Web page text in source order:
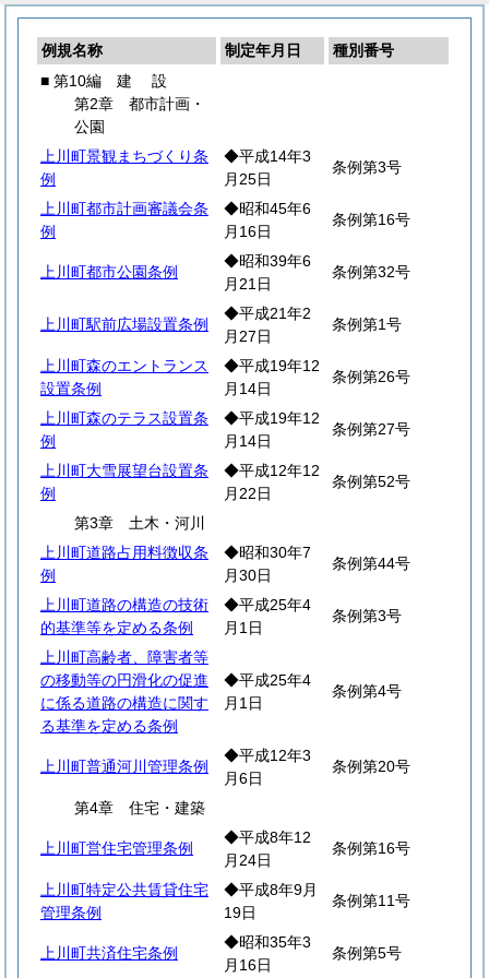
例規名称 制定年月日
種別番号
■ 第10編 建 設
第2章 都市計画・
公園
上川町景観まちづくり条
例
◆平成14年3
月25日
条例第3号
上川町都市計画審議会条
例
◆昭和45年6
月16日
条例第16号
上川町都市公園条例
◆昭和39年6
月21日
条例第32号
上川町駅前広場設置条例
◆平成21年2
月27日
条例第1号
上川町森のエントランス
設置条例
◆平成19年12
月14日
条例第26号
上川町森のテラス設置条
例
◆平成19年12
月14日
条例第27号
上川町大雪展望台設置条
例
◆平成12年12
月22日
条例第52号
第3章 土木・河川
上川町道路占用料徴収条
例
◆昭和30年7
月30日
条例第44号
上川町道路の構造の技術
的基準等を定める条例
◆平成25年4
月1日
条例第3号
上川町高齢者、障害者等
の移動等の円滑化の促進
に係る道路の構造に関す
る基準を定める条例
◆平成25年4
月1日
条例第4号
上川町普通河川管理条例
◆平成12年3
月6日
条例第20号
第4章 住宅・建築
上川町営住宅管理条例
◆平成8年12
月24日
条例第16号
上川町特定公共賃貸住宅
管理条例
◆平成8年9月
19日
条例第11号
上川町共済住宅条例
◆昭和35年3
月16日
条例第5号